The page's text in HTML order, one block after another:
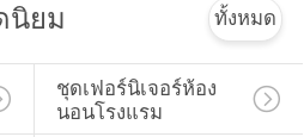
นิยม ทั้งหมด
ชุดเฟอร์นิเจอร์ห้อง
นอนโรงแรม